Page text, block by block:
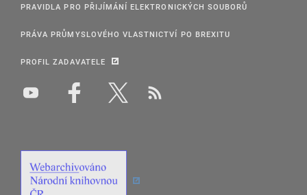
PRAVIDLA PRO PŘIJÍMÁNÍ ELEKTRONICKÝCH SOUBORŮ
PRÁVA PRŮMYSLOVÉHO VLASTNICTVÍ PO BREXITU
PROFIL ZADAVATELE